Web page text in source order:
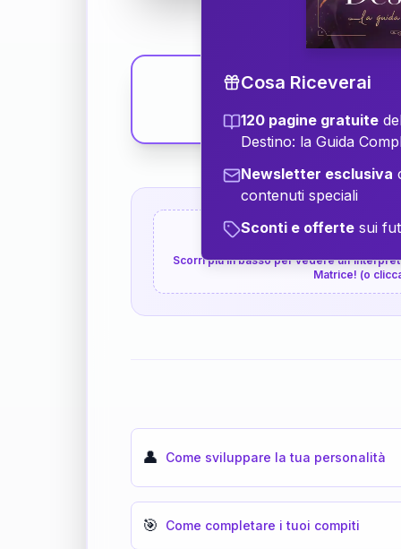
👇 P.S. Interpretazione
Scorri più in basso per vedere
Matrice! (o
👤 Come sviluppare la tua personalità
🎯 Come completare i tuoi compiti
Cosa Riceverai
120 pagine gratuite
Destino: la Guida
Newsletter esclusiva
contenuti speciali
Sconti e offerte sui